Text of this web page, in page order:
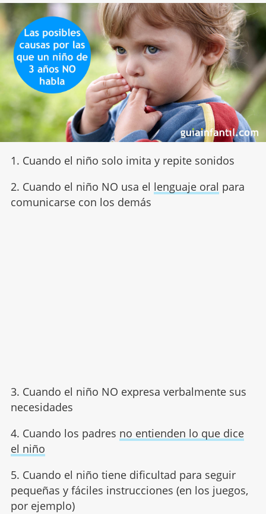
1. Cuando el niño solo imita y repite sonidos
2. Cuando el niño NO usa el lenguaje oral para
comunicarse con los demás
3. Cuando el niño NO expresa verbalmente sus
necesidades
4. Cuando los padres no entienden lo que dice
el niño
5. Cuando el niño tiene dificultad para seguir
pequeñas y fáciles instrucciones (en los juegos,
por ejemplo)